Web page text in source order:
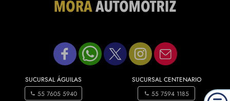
SUCURSAL ÁGUILAS
SUCURSAL CENTENARIO
55 7605 5940
55 7594 1185